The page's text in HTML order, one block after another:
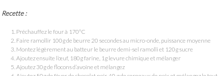
Recette :
Préchauffez le four à 170°C
Faire ramollir 100g de beurre 20 secondes au micro-onde, puissance moyenne
Montez légèrement au batteur le beurre demi-sel ramolli et 120g sucre
Ajoutez ensuite l’œuf, 180g farine, 1g levure chimique et mélanger
Ajoutez 30g de flocons d’avoine et mélangez